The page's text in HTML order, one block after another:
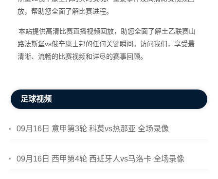
放，帮助您全面了解比赛进程。
本站提供高清比赛直播视频回放，助您全面了解土乙联赛山
路法斯堡vs俄辛康士邦的任何关键瞬间。访问我们，享受最
清晰、流畅的比赛视频和详尽的赛事回顾。
足球视频
09月16日 意甲第3轮 科莫vs热那亚 全场录像
09月16日 西甲第4轮 西班牙人vs马洛卡 全场录像